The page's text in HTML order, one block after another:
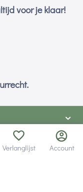
voor je klaar!
Verlanglijst Account